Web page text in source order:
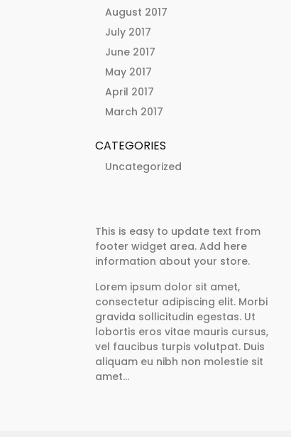
August 2017
July 2017
June 2017
May 2017
April 2017
March 2017
CATEGORIES
Uncategorized
This is easy to update text from
footer widget area. Add here
information about your store.
Lorem ipsum dolor sit amet,
consectetur adipiscing elit. Morbi
gravida sollicitudin egestas. Ut
lobortis eros vitae mauris cursus,
vel faucibus turpis volutpat. Duis
aliquam eu nibh non molestie sit
amet…